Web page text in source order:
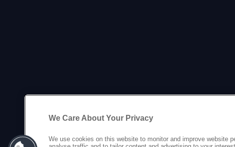
We Care About Your Privacy
We use cookies on this website to monitor and improve website